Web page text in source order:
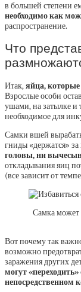
в большей степени
необходимо как
распространение.
Что
Итак,яйца,
Взрослые особи
ушами, на затылке и
необходимое для
Самки вшей
гниды «держатся» за
головы, ни
откладывания яиц
(все зависит от
Самка может
Вот почему так
возможно
заражения других
могут
непосредственном